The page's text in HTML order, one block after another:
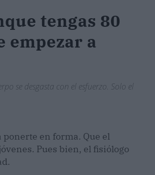
tengas 80
empezar a
se desgasta con el esfuerzo. Solo el
ponerte en forma. Que el
Pues bien, el fisiólogo